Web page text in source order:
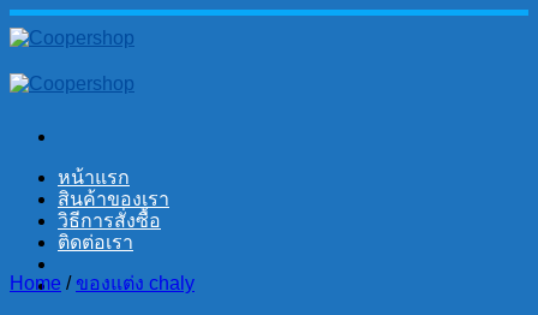
Skip
to
หน้าแรก
สินค้าของเรา
วิธีการสั่งซื้อ
ติดต่อเรา
Home / ของแต่ง chaly